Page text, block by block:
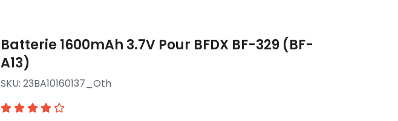
Batterie 1600mAh 3.7V Pour BFDX BF-329 (BF-
A13)
SKU: 23BA10160137_Oth